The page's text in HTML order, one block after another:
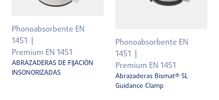
Phonoabsorbente EN
1451
Premium EN 1451
ABRAZADERAS DE FIJACIÓN
INSONORIZADAS
Phonoabsorbente EN
1451
Premium EN 1451
Abrazaderas Bismat® SL
Guidance Clamp